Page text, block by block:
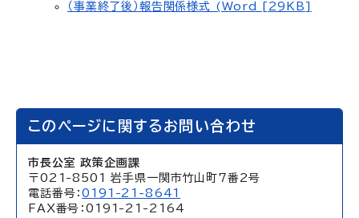
（事業終了後）報告関係様式 (Word [29KB]
このページに関するお問い合わせ
市長公室 政策企画課
〒021-8501 岩手県一関市竹山町7番2号
電話番号：0191-21-8641
FAX番号：0191-21-2164